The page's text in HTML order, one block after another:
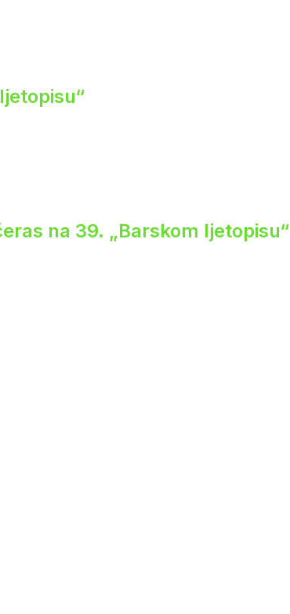
na 39. „Barskom ljetopisu“